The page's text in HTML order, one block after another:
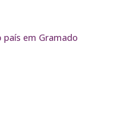
em Gramado